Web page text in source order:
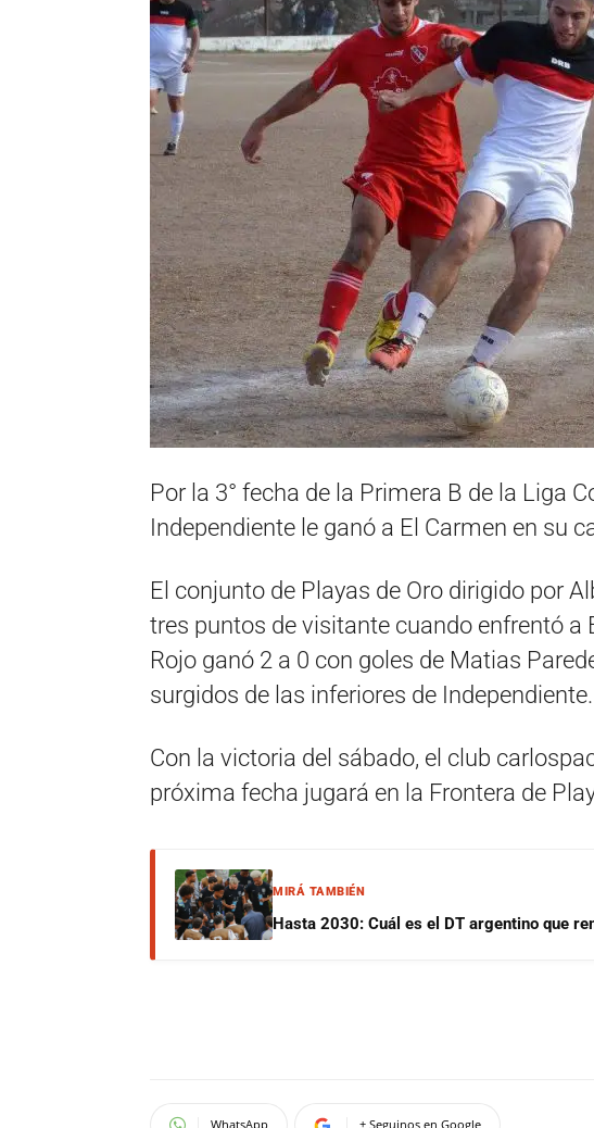
Por la 3° fecha de la Primera B de la Liga
Independiente le ganó a El Carmen en su
El conjunto de Playas de Oro dirigido por
tres puntos de visitante cuando enfrentó a
Rojo ganó 2 a 0 con goles de Matias
surgidos de las inferiores de Independiente.
Con la victoria del sábado, el club
próxima fecha jugará en la Frontera de
MIRÁ TAMBIÉN
Hasta 2030: Cuál es el DT argentino que
WhatsApp + Seguinos en Google